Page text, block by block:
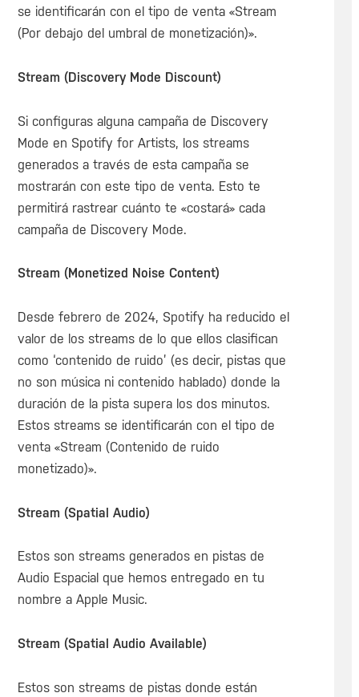
se identificarán con el tipo de venta «Stream
(Por debajo del umbral de monetización)».
Stream (Discovery Mode Discount)
Si configuras alguna campaña de Discovery
Mode en Spotify for Artists, los streams
generados a través de esta campaña se
mostrarán con este tipo de venta. Esto te
permitirá rastrear cuánto te «costará» cada
campaña de Discovery Mode.
Stream (Monetized Noise Content)
Desde febrero de 2024, Spotify ha reducido el
valor de los streams de lo que ellos clasifican
como ‘contenido de ruido’ (es decir, pistas que
no son música ni contenido hablado) donde la
duración de la pista supera los dos minutos.
Estos streams se identificarán con el tipo de
venta «Stream (Contenido de ruido
monetizado)».
Stream (Spatial Audio)
Estos son streams generados en pistas de
Audio Espacial que hemos entregado en tu
nombre a Apple Music.
Stream (Spatial Audio Available)
Estos son streams de pistas donde están